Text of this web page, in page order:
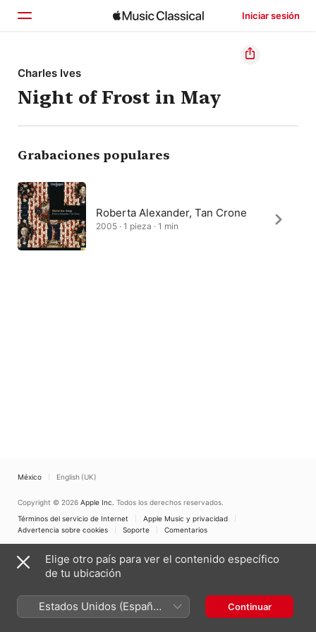
Iniciar sesión
Inicio
Explorar
Buscar
Charles Ives
Night of Frost in May
Grabaciones populares
Roberta Alexander, Tan Crone
2005 · 1 pieza · 1 min
México English (UK)
Copyright © 2026 Apple Inc. Todos los derechos reservados.
Términos del servicio de Internet
Apple Music y privacidad
Advertencia sobre cookies
Soporte Comentarios
Elige otro país para ver el contenido específico
de tu ubicación
Estados Unidos (Español
México)
Continuar